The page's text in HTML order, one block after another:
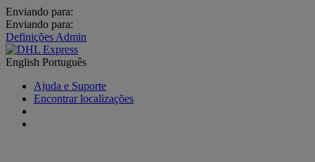
Enviando para:
Enviando para:
Definições Admin
English Português
Ajuda e Suporte
Encontrar localizações